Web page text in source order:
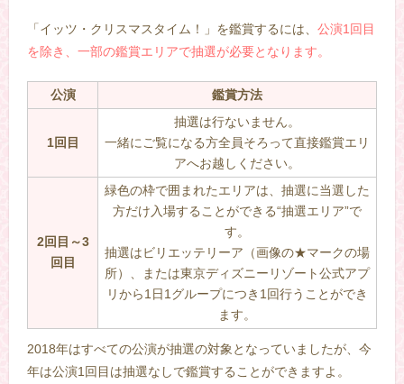
「イッツ・クリスマスタイム！」を鑑賞するには、 公演1回目
を除き、一部の鑑賞エリアで抽選が必要となります。
公演 鑑賞方法
1回目
抽選は行ないません。
一緒にご覧になる方全員そろって直接鑑賞エリ
アへお越しください。
2回目～3
回目
緑色の枠で囲まれたエリアは、抽選に当選した
方だけ入場することができる“抽選エリア”で
す。
抽選はビリエッテリーア（画像の★マークの場
所）、または東京ディズニーリゾート公式アプ
リから1日1グループにつき1回行うことができ
ます。
2018年はすべての公演が抽選の対象となっていましたが、今
年は公演1回目は抽選なしで鑑賞することができますよ。